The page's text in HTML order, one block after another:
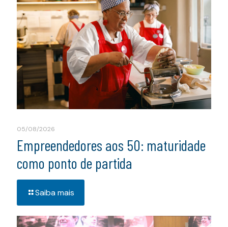
05/08/2026
Empreendedores aos 50: maturidade
como ponto de partida
Saiba mais